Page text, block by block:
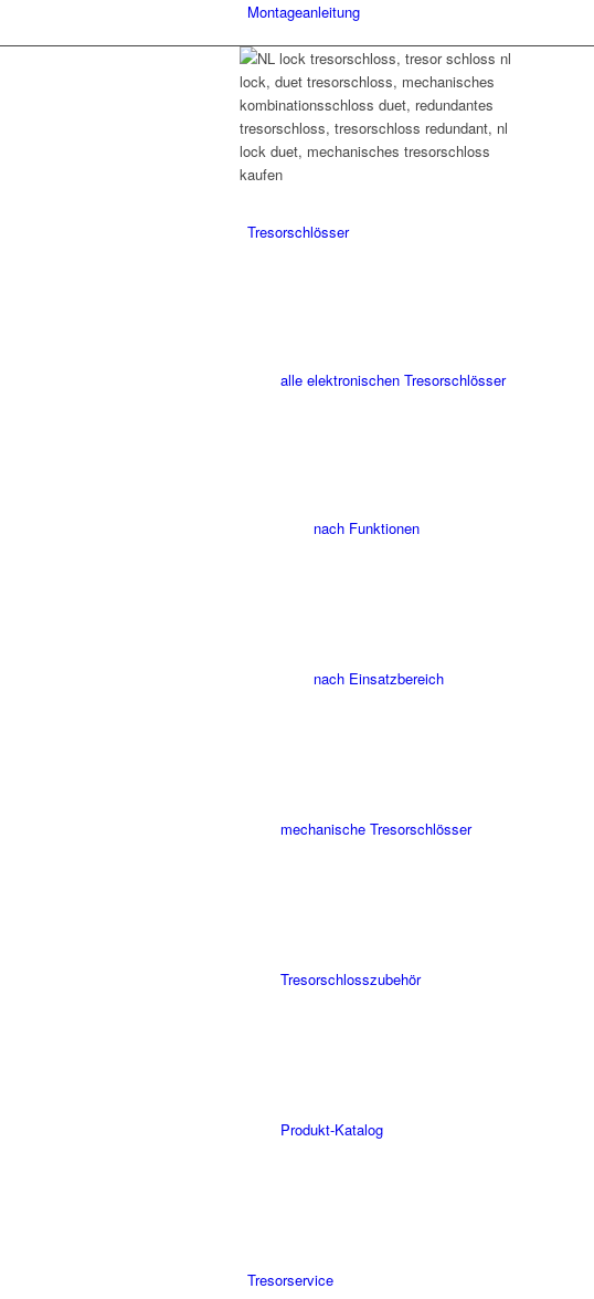
Tresorschlösser
alle elektronischen Tresorschlösser
nach Funktionen
nach Einsatzbereich
mechanische Tresorschlösser
Tresorschlosszubehör
Produkt-Katalog
Tresorservice
Montageanleitung